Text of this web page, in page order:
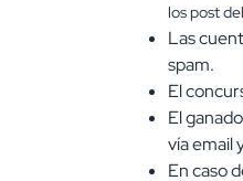
los post
Las
spam.
El
El
vía email
En caso